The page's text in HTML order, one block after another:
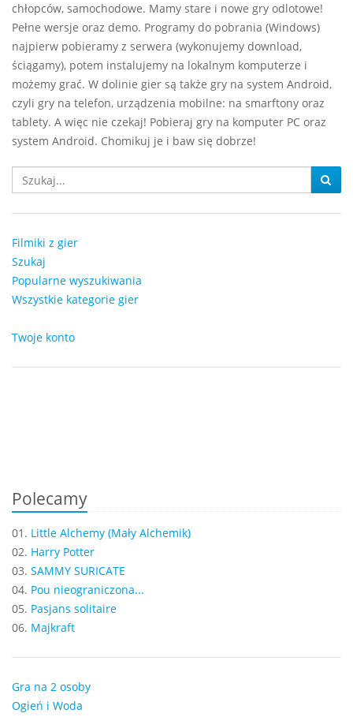
chłopców, samochodowe. Mamy stare i nowe gry odlotowe!
Pełne wersje oraz demo. Programy do pobrania (Windows)
najpierw pobieramy z serwera (wykonujemy download,
ściągamy), potem instalujemy na lokalnym komputerze i
możemy grać. W dolinie gier są także gry na system Android,
czyli gry na telefon, urządzenia mobilne: na smarftony oraz
tablety. A więc nie czekaj! Pobieraj gry na komputer PC oraz
system Android. Chomikuj je i baw się dobrze!
Filmiki z gier
Szukaj
Popularne wyszukiwania
Wszystkie kategorie gier
Twoje konto
Polecamy
01. Little Alchemy (Mały Alchemik)
02. Harry Potter
03. SAMMY SURICATE
04. Pou nieograniczona...
05. Pasjans solitaire
06. Majkraft
Gra na 2 osoby
Ogień i Woda